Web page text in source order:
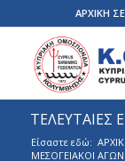
ΑΡΧΙΚΗ
ΤΕΛΕΥΤΑΙΕΣ
Είσαστε εδώ:
ΜΕΣΟΓΕΙΑΚΟΙ